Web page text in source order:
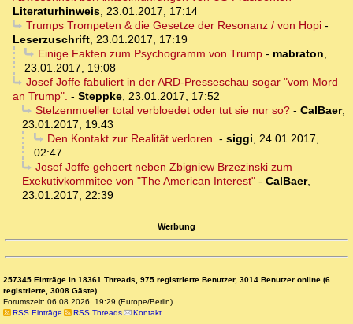
Literaturhinweis, 23.01.2017, 17:14
Trumps Trompeten & die Gesetze der Resonanz / von Hopi-
Leserzuschrift, 23.01.2017, 17:19
Einige Fakten zum Psychogramm von Trump- mabraton,
23.01.2017, 19:08
Josef Joffe fabuliert in der ARD-Presseschau sogar "vom Mord
an Trump". - Steppke, 23.01.2017, 17:52
Stelzenmueller total verbloedet oder tut sie nur so?- CalBaer,
23.01.2017, 19:43
Den Kontakt zur Realität verloren. - siggi, 24.01.2017,
02:47
Josef Joffe gehoert neben Zbigniew Brzezinski zum
Exekutivkommitee von "The American Interest" - CalBaer,
23.01.2017, 22:39
Werbung
257345 Einträge in 18361 Threads, 975 registrierte Benutzer, 3014 Benutzer online (6
registrierte, 3008 Gäste)
Forumszeit: 06.08.2026, 19:29 (Europe/Berlin)
RSS Einträge
RSS Threads Kontakt